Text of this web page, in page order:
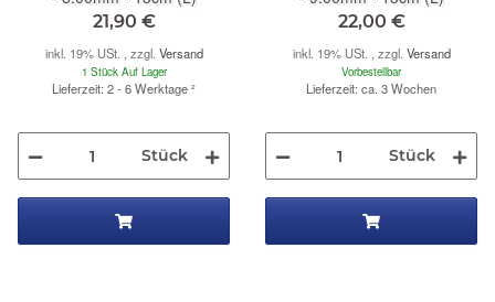
21,90 €
inkl. 19% USt. , zzgl. Versand
1 Stück Auf Lager
Lieferzeit: 2 - 6 Werktage²
Stück
22,00 €
inkl. 19% USt. , zzgl. Versand
Vorbestellbar
Lieferzeit: ca. 3 Wochen
Stück